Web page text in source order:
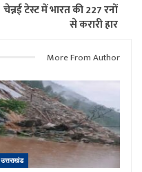
चेन्नई टेस्ट में भारत की 227 रनों
से करारी हार
More From Author
उत्तराखंड